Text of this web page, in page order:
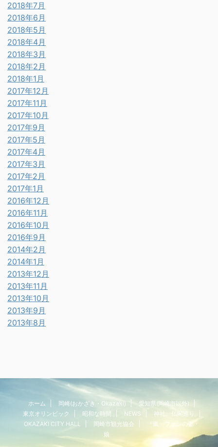
2018年7月
2018年6月
2018年5月
2018年4月
2018年3月
2018年2月
2018年1月
2017年12月
2017年11月
2017年10月
2017年9月
2017年5月
2017年4月
2017年3月
2017年2月
2017年1月
2016年12月
2016年11月
2016年10月
2016年9月
2014年2月
2014年1月
2013年12月
2013年11月
2013年10月
2013年9月
2013年8月
ホーム 岡崎(おかざき・Okazaki)
愛知県(岡崎市以外)
東京オリンピック
昭和な時間 NEWS
神社、仏閣巡り
OKAZAKI CITY HALL
岡崎市観光協会
「嵐」ファンの妻・
娘